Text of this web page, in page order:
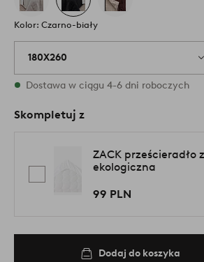
Kolor: Czarno-biały
180X260
W magazynie
Dostawa w ciągu 4-6 dni roboczych
Skompletuj z
ZACK prześcieradło
ekologiczna
99 PLN
Dodaj do koszyka